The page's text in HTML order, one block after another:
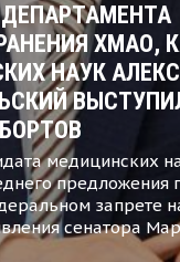
ХМАО,
НАУК
медицинских
предложения
запрете
сенатора